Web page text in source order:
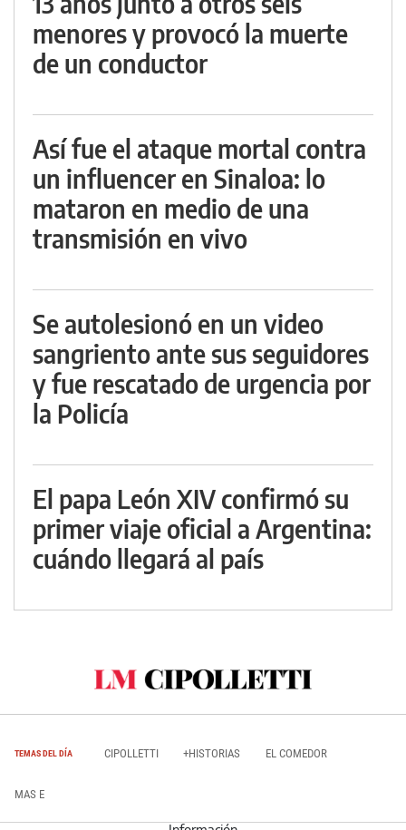
menores y provocó la muerte
de un conductor
Así fue el ataque mortal contra
un influencer en Sinaloa: lo
mataron en medio de una
transmisión en vivo
Se autolesionó en un video
sangriento ante sus seguidores
y fue rescatado de urgencia por
la Policía
El papa León XIV confirmó su
primer viaje oficial a Argentina:
cuándo llegará al país
TEMAS DEL DÍA CIPOLLETTI +HISTORIAS EL COMEDOR
MAS E